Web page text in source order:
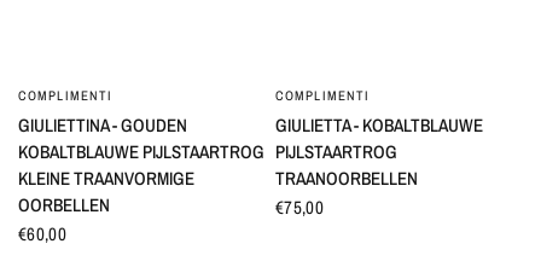
SNEL BEKIJKEN
COMPLIMENTI
GIULIETTINA - GOUDEN
KOBALTBLAUWE PIJLSTAARTROG
KLEINE TRAANVORMIGE
OORBELLEN
€60,00
SNEL BEKIJKEN
COMPLIMENTI
GIULIETTA - KOBALTBLAUWE
PIJLSTAARTROG
TRAANOORBELLEN
€75,00